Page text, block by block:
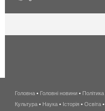
Головна • Головні новини • Політика
Культура • Наука • Історія • Освіта •